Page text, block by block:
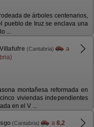
de árboles centenarios,
pueblo de Iruz se enclava una
...
Villafufre (Cantabria)
a
montañesa reformada en
viviendas independientes
en el V ...
(Cantabria) a 8,2